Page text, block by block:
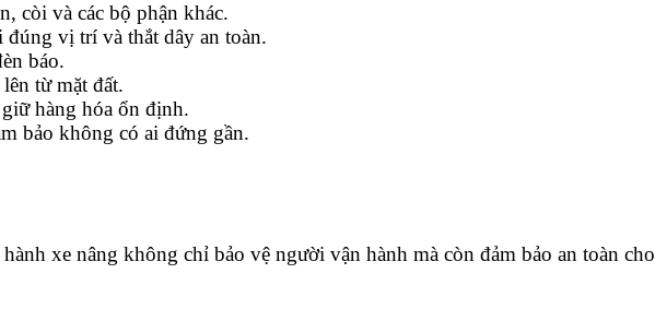
còi và các bộ phận khác.
vị trí và thắt dây an toàn.
báo.
từ mặt đất.
hàng hóa ổn định.
bảo không có ai đứng gần.
xe nâng không chỉ bảo vệ người vận hành mà còn đảm bảo an toàn